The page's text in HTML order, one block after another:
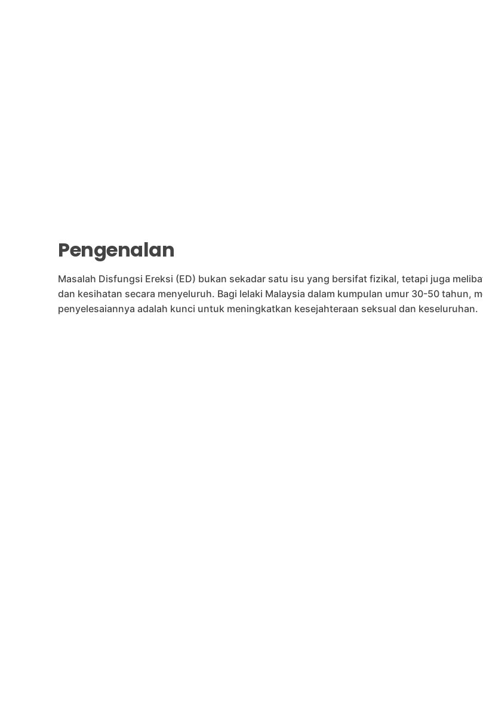
Pengenalan
Masalah Disfungsi Ereksi (ED) bukan sekadar satu isu yang bersifat fizikal, tetapi juga
dan kesihatan secara menyeluruh. Bagi lelaki Malaysia dalam kumpulan umur 30-50 tahun,
penyelesaiannya adalah kunci untuk meningkatkan kesejahteraan seksual dan keseluruhan.